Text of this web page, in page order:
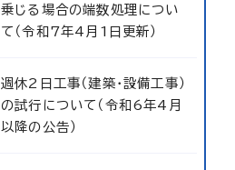
乗じる場合の端数処理につい
て（令和7年4月1日更新）
週休2日工事（建築・設備工事）
の試行について（令和6年4月
以降の公告）